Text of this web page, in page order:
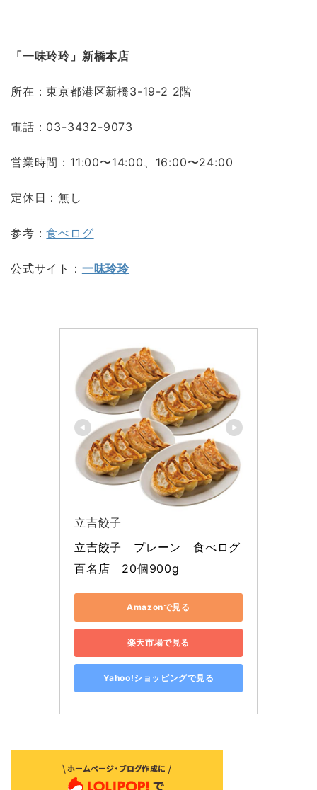
「一味玲玲」新橋本店
所在：東京都港区新橋3-19-2 2階
電話：03-3432-9073
営業時間：11:00〜14:00、16:00〜24:00
定休日：無し
参考：食べログ
公式サイト： 一味玲玲
立吉餃子
立吉餃子　プレーン　食べログ
百名店　20個900g
Amazonで見る
楽天市場で見る
Yahoo!ショッピングで見る